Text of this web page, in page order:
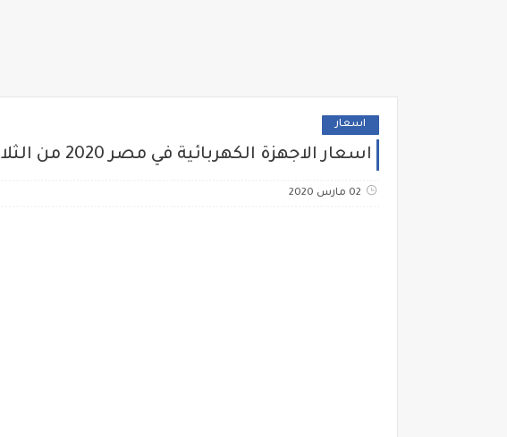
اسعار
اسعار الاجهزة الكهربائية في مصر 2020 من الثلاجة حتي الكيتشن ماشين :: سعر ثلاجات سامسونج 440 لتر نوفروست
02 مارس 2020